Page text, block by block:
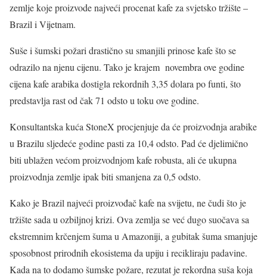
zemlje koje proizvode najveći procenat kafe za svjetsko tržište –
Brazil i Vijetnam.
Suše i šumski požari drastično su smanjili prinose kafe što se
odrazilo na njenu cijenu. Tako je krajem novembra ove godine
cijena kafe arabika dostigla rekordnih 3,35 dolara po funti, što
predstavlja rast od čak 71 odsto u toku ove godine.
Konsultantska kuća StoneX procjenjuje da će proizvodnja arabike
u Brazilu sljedeće godine pasti za 10,4 odsto. Pad će djelimično
biti ublažen većom proizvodnjom kafe robusta, ali će ukupna
proizvodnja zemlje ipak biti smanjena za 0,5 odsto.
Kako je Brazil najveći proizvođač kafe na svijetu, ne čudi što je
tržište sada u ozbiljnoj krizi. Ova zemlja se već dugo suočava sa
ekstremnim krčenjem šuma u Amazoniji, a gubitak šuma smanjuje
sposobnost prirodnih ekosistema da upiju i recikliraju padavine.
Kada na to dodamo šumske požare, rezutat je rekordna suša koja